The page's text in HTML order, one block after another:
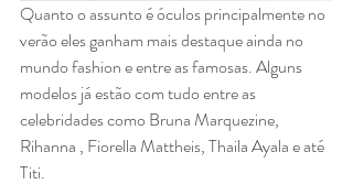
Quanto o assunto é óculos principalmente no
verão eles ganham mais destaque ainda no
mundo fashion e entre as famosas. Alguns
modelos já estão com tudo entre as
celebridades como Bruna Marquezine,
Rihanna , Fiorella Mattheis, Thaila Ayala e até
Titi.